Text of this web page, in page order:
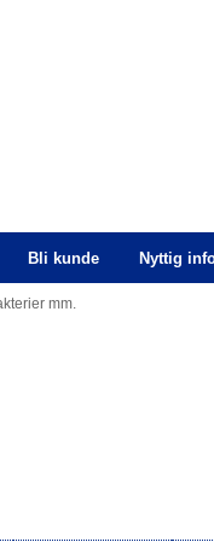
Bli kunde Nyttig
mm.